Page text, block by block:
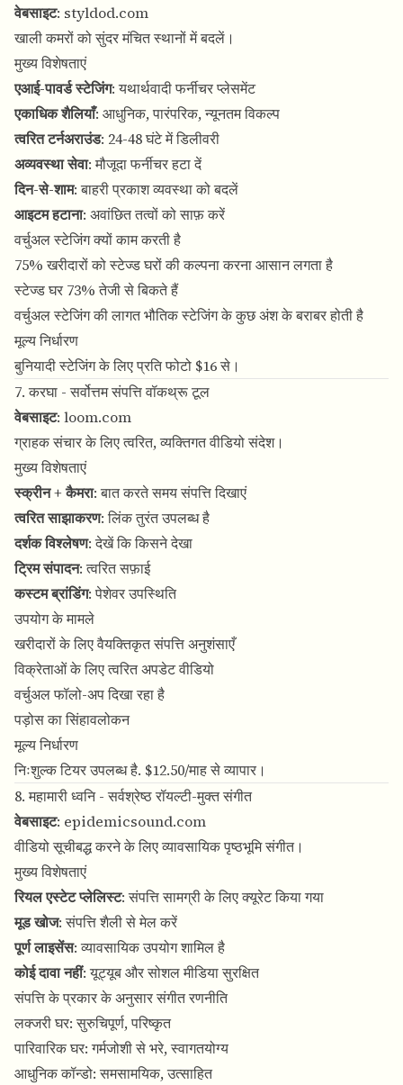
वेबसाइट: styldod.com
खाली कमरों को सुंदर मंचित स्थानों में बदलें।
मुख्य विशेषताएं
एआई-पावर्ड स्टेजिंग: यथार्थवादी फर्नीचर प्लेसमेंट
एकाधिक शैलियाँ: आधुनिक, पारंपरिक, न्यूनतम विकल्प
त्वरित टर्नअराउंड: 24-48 घंटे में डिलीवरी
अव्यवस्था सेवा: मौजूदा फर्नीचर हटा दें
दिन-से-शाम: बाहरी प्रकाश व्यवस्था को बदलें
आइटम हटाना: अवांछित तत्वों को साफ़ करें
वर्चुअल स्टेजिंग क्यों काम करती है
75% खरीदारों को स्टेज्ड घरों की कल्पना करना आसान लगता है
स्टेज्ड घर 73% तेजी से बिकते हैं
वर्चुअल स्टेजिंग की लागत भौतिक स्टेजिंग के कुछ अंश के बराबर होती है
मूल्य निर्धारण
बुनियादी स्टेजिंग के लिए प्रति फोटो $16 से।
7. करघा - सर्वोत्तम संपत्ति वॉकथ्रू टूल
वेबसाइट: loom.com
ग्राहक संचार के लिए त्वरित, व्यक्तिगत वीडियो संदेश।
मुख्य विशेषताएं
स्क्रीन + कैमरा: बात करते समय संपत्ति दिखाएं
त्वरित साझाकरण: लिंक तुरंत उपलब्ध है
दर्शक विश्लेषण: देखें कि किसने देखा
ट्रिम संपादन: त्वरित सफ़ाई
कस्टम ब्रांडिंग: पेशेवर उपस्थिति
उपयोग के मामले
खरीदारों के लिए वैयक्तिकृत संपत्ति अनुशंसाएँ
विक्रेताओं के लिए त्वरित अपडेट वीडियो
वर्चुअल फॉलो-अप दिखा रहा है
पड़ोस का सिंहावलोकन
मूल्य निर्धारण
निःशुल्क टियर उपलब्ध है. $12.50/माह से व्यापार।
8. महामारी ध्वनि - सर्वश्रेष्ठ रॉयल्टी-मुक्त संगीत
वेबसाइट: epidemicsound.com
वीडियो सूचीबद्ध करने के लिए व्यावसायिक पृष्ठभूमि संगीत।
मुख्य विशेषताएं
रियल एस्टेट प्लेलिस्ट: संपत्ति सामग्री के लिए क्यूरेट किया गया
मूड खोज: संपत्ति शैली से मेल करें
पूर्ण लाइसेंस: व्यावसायिक उपयोग शामिल है
कोई दावा नहीं: यूट्यूब और सोशल मीडिया सुरक्षित
संपत्ति के प्रकार के अनुसार संगीत रणनीति
लक्जरी घर: सुरुचिपूर्ण, परिष्कृत
पारिवारिक घर: गर्मजोशी से भरे, स्वागतयोग्य
आधुनिक कॉन्डो: समसामयिक, उत्साहित